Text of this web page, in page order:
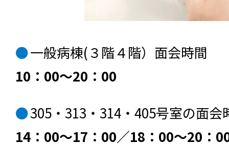
一般病棟(３階４階）面会時間
10：00～20：00
305・313・314・405号室の面会
14：00～17：00／18：00～20：